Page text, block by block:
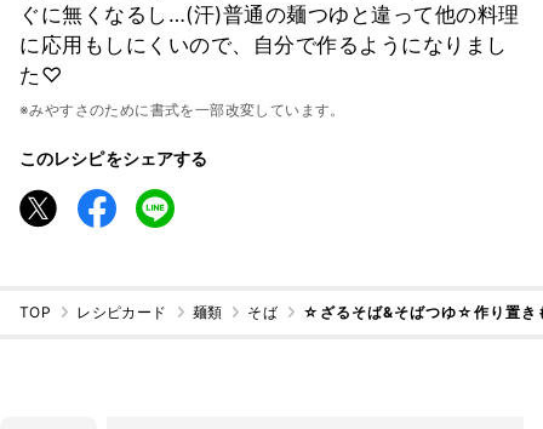
ぐに無くなるし…(汗)普通の麺つゆと違って他の料理
に応用もしにくいので、自分で作るようになりまし
た♡
※みやすさのために書式を一部改変しています。
このレシピをシェアする
TOP レシピカード 麺類 そば ☆ざるそば&そばつゆ☆作り置